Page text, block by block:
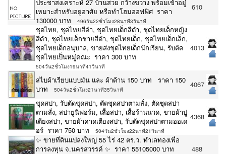
ประชาสงเคราะห์ 27 บ้านสวย กว้างขวาง พร้อมเข้าอยู่
เหมาะสำหรับอยู่อาศัย หรือทำโฮมออฟฟิศ ราคา
130000 บาท
496วัน22ชั่วโมง28นาที3วินาที
610
ชุดไทย, ชุดไทยสีดำ, ชุดไทยเด็กสีดำ, ชุดไทยเด็กหญิง
สีดำ, ชุดไทยเด็กชายสีดำ, ชุดไทยเด็ก, ชุดไทยเด็กเล็ก,
ชุดไทยเด็กอนุบาล, ขายส่งชุดไทยเด็กนักเรียน, รับตัด
ชุดไทยเป็นหมู่คณะ ราคา 300 บาท
504วัน2ชั่วโมง19นาที41วินาที
4013
สไบผ้าเรียบแบบมัน และ ผ้าด้าน 150 บาท ราคา 150
บาท
504วัน2ชั่วโมง21นาที35วินาที
4067
ชุดสปา, รับตัดชุดสปา, ตัดชุดสปาตามสั่ง, ตัดชุดสปา
ตามสั่ง, สปายูนิฟอร์ม, เสื้อสปา, เสื้อร้านนวด, ขายผ้าปู
เตียงสปา, ขายผ้าคาดเตียงสปา, รับตัดชุดสปาตามออเด
อร์ ราคา 750 บาท
504วัน2ชั่วโมง22นาที21วินาที
4368
✨ ขายที่ดินแปลงใหญ่ 55 ไร่ 42 ตร.ว. ทำเลทองเพื่อ
การลงทุน จ.นครสวรรค์ ✨ ราคา 55105000 บาท
488